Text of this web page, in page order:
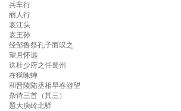
兵车行
丽人行
哀江头
哀王孙
经邹鲁祭孔子而叹之
望月怀远
送杜少府之任蜀州
在狱咏蝉
和晋陵陆丞相早春游望
杂诗三首（其三）
题大庾岭北驿